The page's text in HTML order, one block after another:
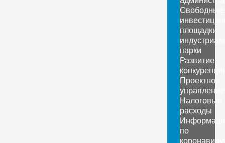
Свободные
площадки,
парки
Развитие
Проектное
управление
Налоговые
расходы
по